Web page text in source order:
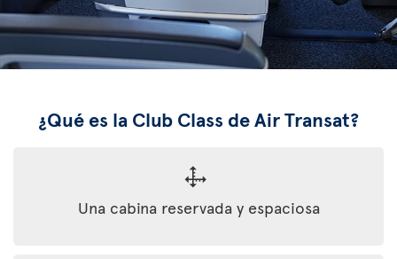
¿Qué es la Club Class de Air Transat?
Una cabina reservada y espaciosa